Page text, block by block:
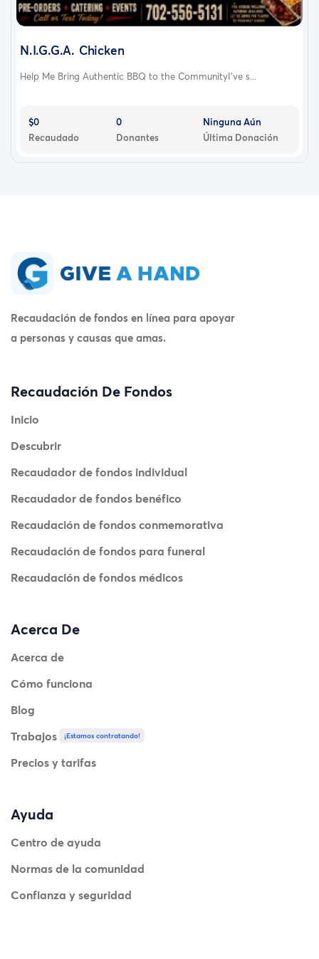
N.I.G.G.A. Chicken
Help Me Bring Authentic BBQ to the CommunityI've s...
$0
Recaudado
0
Donantes
Ninguna Aún
Última Donación
Recaudación de fondos en línea para apoyar
a personas y causas que amas.
Recaudación De Fondos
Inicio
Descubrir
Recaudador de fondos individual
Recaudador de fondos benéfico
Recaudación de fondos conmemorativa
Recaudación de fondos para funeral
Recaudación de fondos médicos
Acerca De
Acerca de
Cómo funciona
Blog
Trabajos
¡Estamos contratando!
Precios y tarifas
Ayuda
Centro de ayuda
Normas de la comunidad
Confianza y seguridad